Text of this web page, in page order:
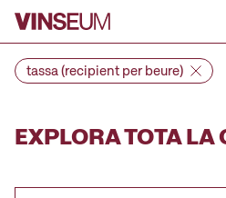
Anar al contingut
tassa (recipient per beure)
EXPLORA TOTA LA